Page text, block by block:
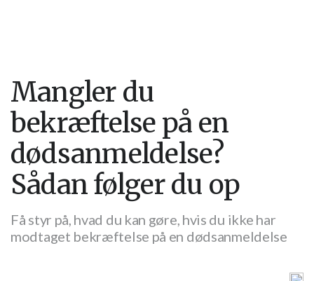
Mangler du
bekræftelse på en
dødsanmeldelse?
Sådan følger du op
Få styr på, hvad du kan gøre, hvis du ikke har
modtaget bekræftelse på en dødsanmeldelse